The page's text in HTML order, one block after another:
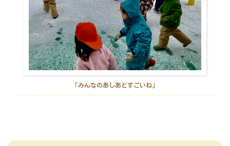
「みんなのあしあとすごいね」